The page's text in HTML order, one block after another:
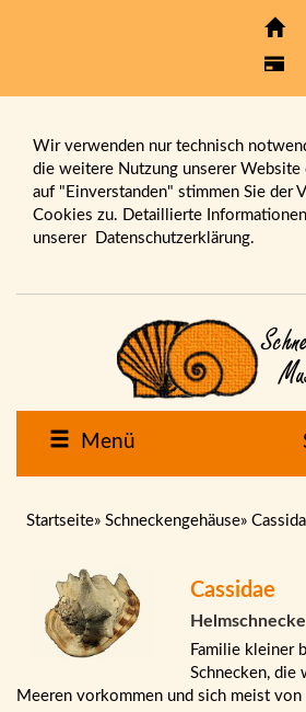
Wir verwenden nur technisch
die weitere Nutzung unserer
auf "Einverstanden" stimmen Sie der
Cookies zu. Detaillierte
unserer Datenschutzerklärung.
Menü
Startseite» Schneckengehäuse»
Cassidae
Familie kleiner
Schnecken,
Meeren vorkommen und sich meist von